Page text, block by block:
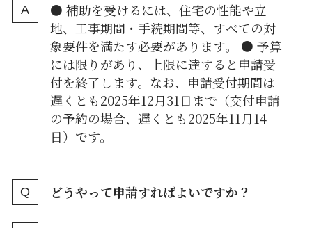
● 補助を受けるには、住宅の性能や立
地、工事期間・手続期間等、すべての対
象要件を満たす必要があります。 ● 予算
には限りがあり、上限に達すると申請受
付を終了します。なお、申請受付期間は
遅くとも2025年12月31日まで（交付申請
の予約の場合、遅くとも2025年11月14
日）です。
どうやって申請すればよいですか？